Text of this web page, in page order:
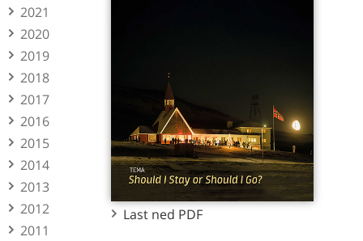
2021
2020
2019
2018
2017
2016
2015
2014
2013
2012
2011
Last ned PDF